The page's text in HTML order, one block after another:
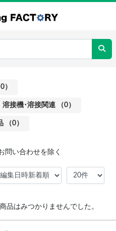
）
溶接機･溶接関連 （0）
（0）
問い合わせを除く
品はみつかりませんでした。